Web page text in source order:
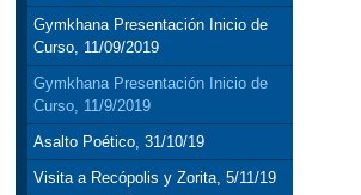
Gymkhana Presentación Inicio de
Curso, 11/09/2019
Gymkhana Presentación Inicio de
Curso, 11/9/2019
Asalto Poético, 31/10/19
Visita a Recópolis y Zorita, 5/11/19